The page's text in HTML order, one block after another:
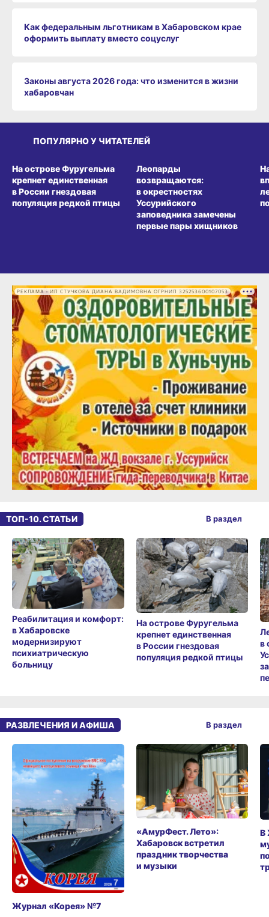
Как федеральным льготникам в Хабаровском крае
оформить выплату вместо соцуслуг
Законы августа 2026 года: что изменится в жизни
хабаровчан
ПОПУЛЯРНО У ЧИТАТЕЛЕЙ
На острове Фуругельма
крепнет единственная
в России гнездовая
популяция редкой птицы
Леопарды
возвращаются:
в окрестностях
Уссурийского
заповедника замечены
первые пары хищников
РЕКЛАМА • ИП СТУЧКОВА ДИАНА ВАДИМОВНА ОГРНИП 325253600107053
ТОП-10. СТАТЬИ
Реабилитация и комфорт:
в Хабаровске
модернизируют
психиатрическую
больницу
На острове Фуругельма
крепнет единственная
в России гнездовая
популяция редкой птицы
в
В раздел
РАЗВЛЕЧЕНИЯ И АФИША
Журнал «Корея» №7
«АмурФест. Лето»:
Хабаровск встретил
праздник творчества
и музыки
В
В раздел